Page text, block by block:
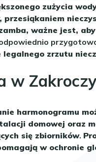
zużycia
ważne jest,
zrzutu
w
harmonogramu
domowej oraz
się zbiorników.
w ochronie